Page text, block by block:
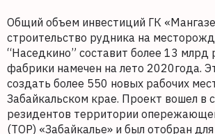
Общий объем инвестиций ГК
строительство рудника на
“Наседкино” составит более 13 млрд
фабрики намечен на лето 2020года.
создать более 550 новых рабочих
Забайкальском крае. Проект вошел в
резидентов территории
(ТОР) «Забайкалье» и был отобран